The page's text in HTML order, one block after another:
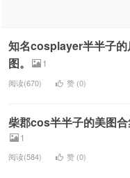
知名cosplayer半半子的
图。
1
阅读(670) 赞 (0)
柴郡cos半半子的美图
1
阅读(584) 赞 (0)